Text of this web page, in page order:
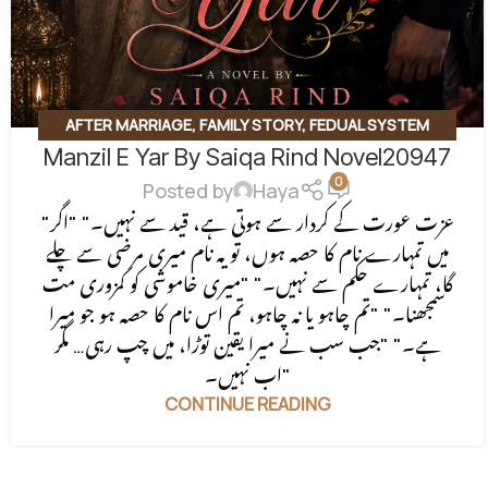
AFTER MARRIAGE,FAMILY STORY,FEDUAL SYSTEM
BASED, FORCED MARRIAGE BASED,REVENGE BASED
ROMANTIC URDU NOVEL,RUDE HERO BASED
Manzil E Yar By Saiqa Rind Novel20947
Posted by Haya 0
"عزت عورت کے کردار سے ہوتی ہے، قید سے نہیں۔" "اگر
میں تمہارے نام کا حصہ ہوں، تو یہ نام میری مرضی سے چلے
گا، تمہارے حکم سے نہیں۔" "میری خاموشی کو کمزوری مت
سمجھنا۔" "تم چاہو یا نہ چاہو، تم اس نام کا حصہ ہو جو میرا
ہے۔" "جب سب نے میرا یقین توڑا، میں چپ رہی… مگر
اب نہیں۔"
CONTINUE READING